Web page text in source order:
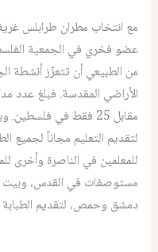
عضو فخري في الجمعية
من الطبيعي أن تتعزّز أنشطة
لتقديم التعليم مجاناً لجميع
للمعلمين في الناصرة وأخرى
مستوصفات في القدس، وبيت
دمشق وحمص، لتقديم الطبابة